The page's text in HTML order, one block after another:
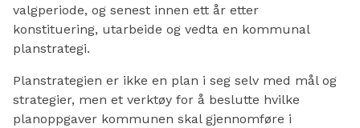
valgperiode, og senest innen ett år etter
konstituering, utarbeide og vedta en kommunal
planstrategi.
Planstrategien er ikke en plan i seg selv med mål og
strategier, men et verktøy for å beslutte hvilke
planoppgaver kommunen skal gjennomføre i